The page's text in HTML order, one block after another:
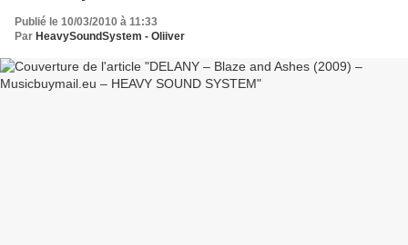
Publié le 10/03/2010 à 11:33
Par HeavySoundSystem - Oliiver